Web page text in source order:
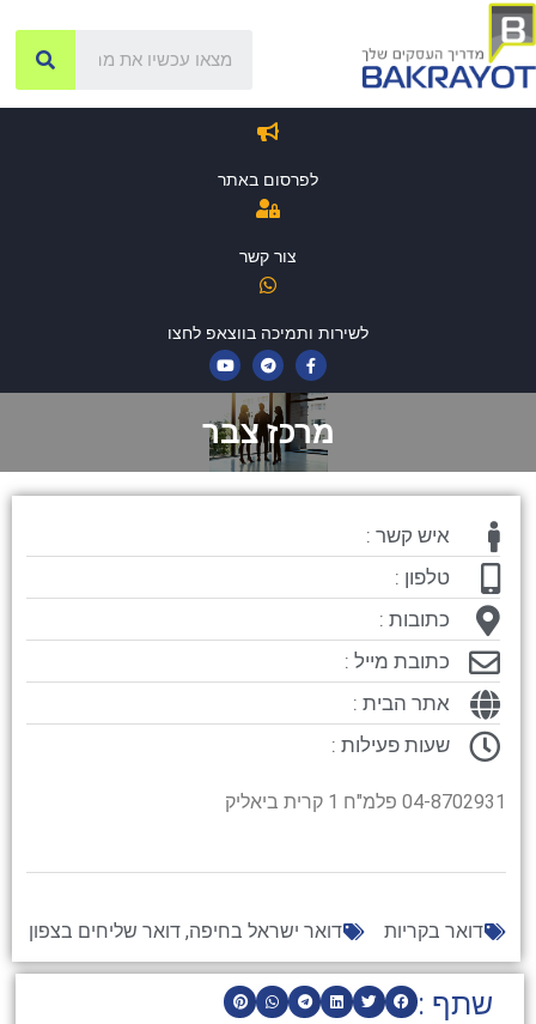
לפרסום באתר
צור קשר
לשירות ותמיכה בווצאפ לחצו
מרכז צבר
שתף :
איש קשר :
טלפון :
כתובות :
כתובת מייל :
אתר הבית :
שעות פעילות :
04-8702931 פלמ"ח 1 קרית ביאליק
דואר בקריות דואר ישראל בחיפה, דואר שליחים בצפון